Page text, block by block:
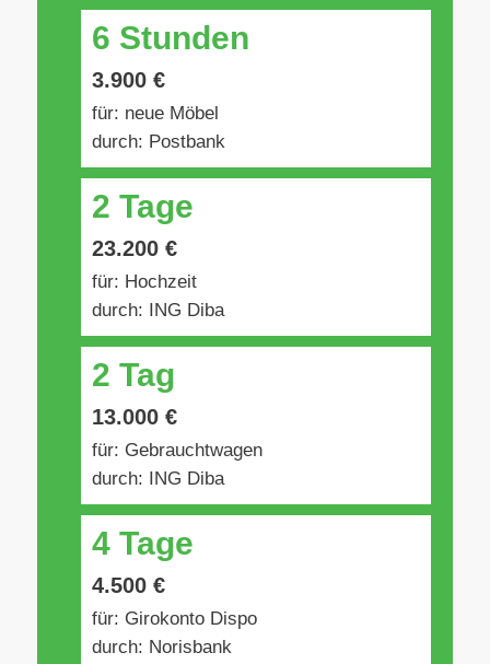
6 Stunden
3.900 €
für: neue Möbel
durch: Postbank
2 Tage
23.200 €
für: Hochzeit
durch: ING Diba
2 Tag
13.000 €
für: Gebrauchtwagen
durch: ING Diba
4 Tage
4.500 €
für: Girokonto Dispo
durch: Norisbank